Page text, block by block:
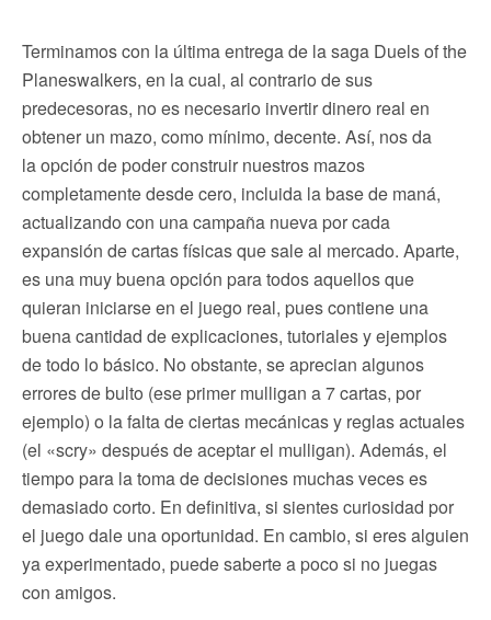
Terminamos con la última entrega de la saga Duels of the
Planeswalkers, en la cual, al contrario de sus
predecesoras, no es necesario invertir dinero real en
obtener un mazo, como mínimo, decente. Así, nos da
la opción de poder construir nuestros mazos
completamente desde cero, incluida la base de maná,
actualizando con una campaña nueva por cada
expansión de cartas físicas que sale al mercado. Aparte,
es una muy buena opción para todos aquellos que
quieran iniciarse en el juego real, pues contiene una
buena cantidad de explicaciones, tutoriales y ejemplos
de todo lo básico. No obstante, se aprecian algunos
errores de bulto (ese primer mulligan a 7 cartas, por
ejemplo) o la falta de ciertas mecánicas y reglas actuales
(el «scry» después de aceptar el mulligan). Además, el
tiempo para la toma de decisiones muchas veces es
demasiado corto. En definitiva, si sientes curiosidad por
el juego dale una oportunidad. En cambio, si eres alguien
ya experimentado, puede saberte a poco si no juegas
con amigos.